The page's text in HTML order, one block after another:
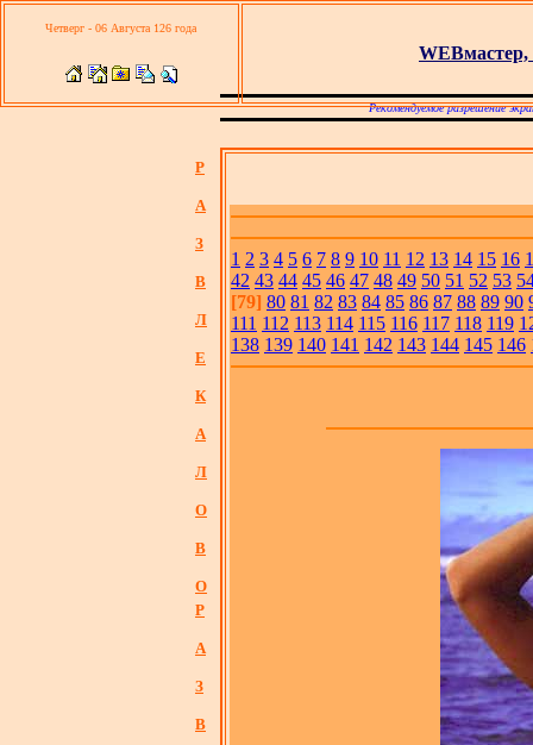
Четверг - 06 Августа 126 года
WEBмастер,
Р
А
З
В
Л
Е
К
А
Л
О
В
О
Р
А
З
В
Рекомендуемое разрешение
1 2 3 4 5 6 7 8 9 10 11 12 13 14 15 16
42 43 44 45 46 47 48 49 50 51 52 53
[79] 80 81 82 83 84 85 86 87 88 89 90
111 112 113 114 115 116 117 118 119
138 139 140 141 142 143 144 145 146